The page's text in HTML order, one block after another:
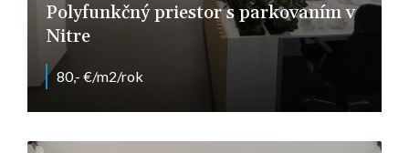
Polyfunkčný priestor s parkovaním v
Nitre
80,- €/m2/rok